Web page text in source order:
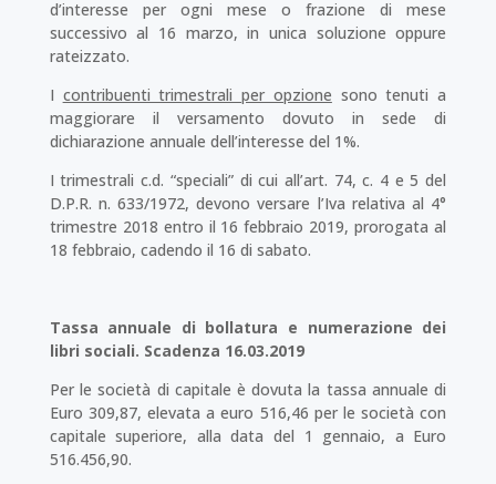
d’interesse per ogni mese o frazione di mese
successivo al 16 marzo, in unica soluzione oppure
rateizzato.
I contribuenti trimestrali per opzione sono tenuti a
maggiorare il versamento dovuto in sede di
dichiarazione annuale dell’interesse del 1%.
I trimestrali c.d. “speciali” di cui all’art. 74, c. 4 e 5 del
D.P.R. n. 633/1972, devono versare l’Iva relativa al 4°
trimestre 2018 entro il 16 febbraio 2019, prorogata al
18 febbraio, cadendo il 16 di sabato.
Tassa annuale di bollatura e numerazione dei
libri sociali. Scadenza 16.03.2019
Per le società di capitale è dovuta la tassa annuale di
Euro 309,87, elevata a euro 516,46 per le società con
capitale superiore, alla data del 1 gennaio, a Euro
516.456,90.